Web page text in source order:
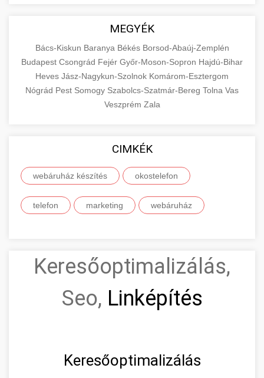
MEGYÉK
Bács-Kiskun Baranya Békés Borsod-Abaúj-Zemplén
Budapest Csongrád Fejér Győr-Moson-Sopron Hajdú-Bihar
Heves Jász-Nagykun-Szolnok Komárom-Esztergom
Nógrád Pest Somogy Szabolcs-Szatmár-Bereg Tolna Vas
Veszprém Zala
CIMKÉK
webáruház készítés okostelefon
telefon marketing webáruház
Keresőoptimalizálás,
Seo, Linképítés
Keresőoptimalizálás